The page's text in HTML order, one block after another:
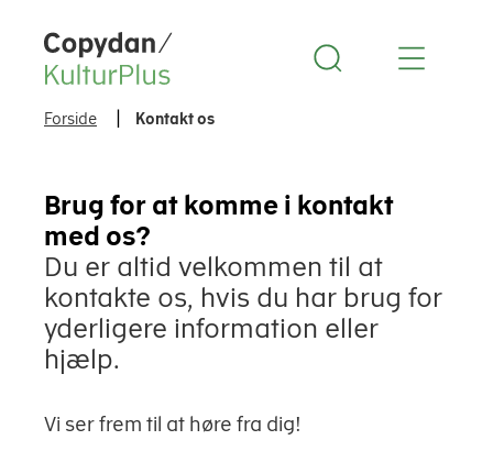
Copydan Logo
Forside Kontakt os
Brug for at komme i kontakt
med os?
Du er altid velkommen til at
kontakte os, hvis du har brug for
yderligere information eller
hjælp.
Vi ser frem til at høre fra dig!